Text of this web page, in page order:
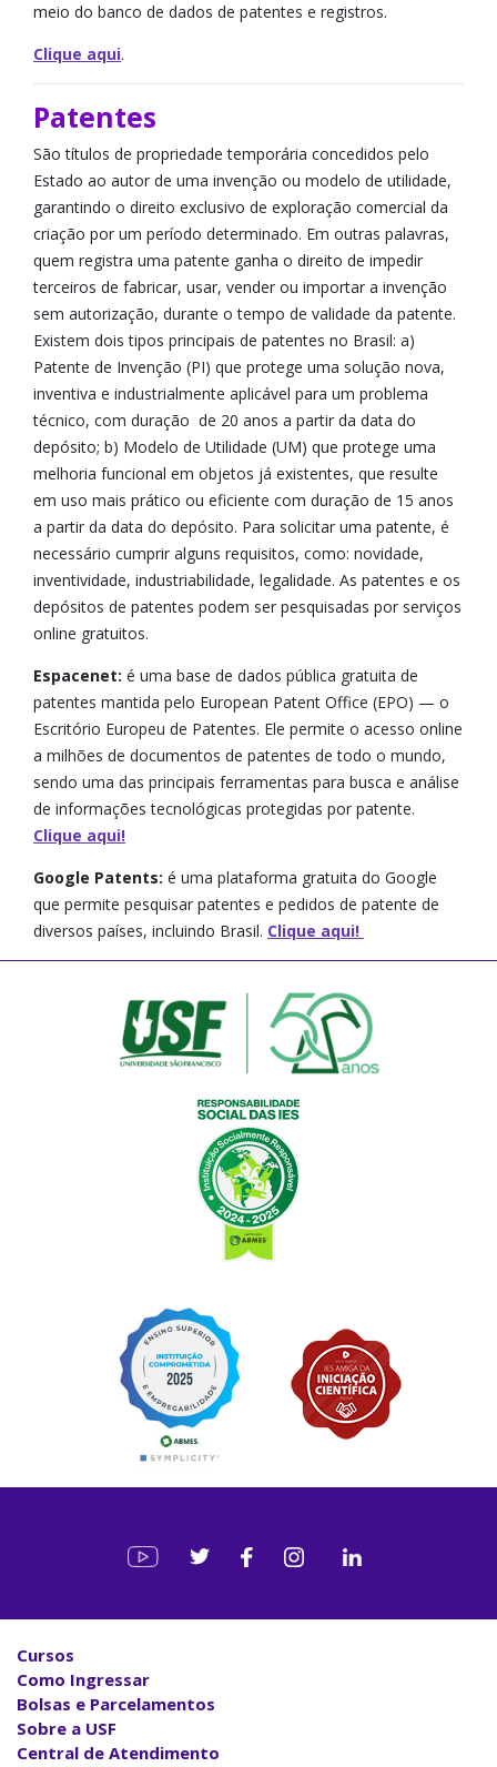
meio do banco de dados de patentes e registros.
Clique aqui.
Patentes
São títulos de propriedade temporária concedidos pelo
Estado ao autor de uma invenção ou modelo de utilidade,
garantindo o direito exclusivo de exploração comercial da
criação por um período determinado. Em outras palavras,
quem registra uma patente ganha o direito de impedir
terceiros de fabricar, usar, vender ou importar a invenção
sem autorização, durante o tempo de validade da patente.
Existem dois tipos principais de patentes no Brasil: a)
Patente de Invenção (PI) que protege uma solução nova,
inventiva e industrialmente aplicável para um problema
técnico, com duração de 20 anos a partir da data do
depósito; b) Modelo de Utilidade (UM) que protege uma
melhoria funcional em objetos já existentes, que resulte
em uso mais prático ou eficiente com duração de 15 anos
a partir da data do depósito. Para solicitar uma patente, é
necessário cumprir alguns requisitos, como: novidade,
inventividade, industriabilidade, legalidade. As patentes e os
depósitos de patentes podem ser pesquisadas por serviços
online gratuitos.
Espacenet: é uma base de dados pública gratuita de
patentes mantida pelo European Patent Office (EPO) — o
Escritório Europeu de Patentes. Ele permite o acesso online
a milhões de documentos de patentes de todo o mundo,
sendo uma das principais ferramentas para busca e análise
de informações tecnológicas protegidas por patente.
Clique aqui!
Google Patents: é uma plataforma gratuita do Google
que permite pesquisar patentes e pedidos de patente de
diversos países, incluindo Brasil. Clique aqui!
Cursos
Como Ingressar
Bolsas e Parcelamentos
Sobre a USF
Central de Atendimento